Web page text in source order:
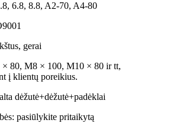
6.8, 8.8, A2-70, A4-80
gerai
80, M8 × 100, M10 × 80 ir tt,
į klientų poreikius.
dėžutė+dėžutė+padėklai
pasiūlykite pritaikytą